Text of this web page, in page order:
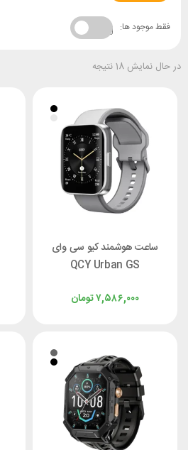
فقط موجود ها:
در حال نمایش 18 نتیجه
ساعت هوشمند کیو سی وای
QCY Urban GS
تومان۷,۵۸۶,۰۰۰